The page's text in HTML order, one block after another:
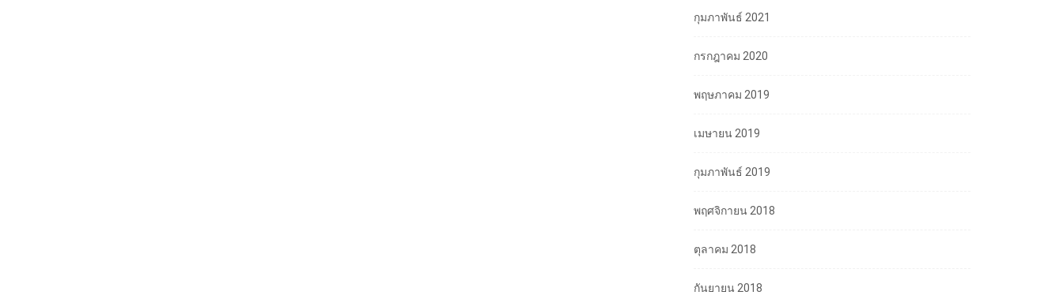
กุมภาพันธ์ 2021
กรกฎาคม 2020
พฤษภาคม 2019
เมษายน 2019
กุมภาพันธ์ 2019
พฤศจิกายน 2018
ตุลาคม 2018
กันยายน 2018